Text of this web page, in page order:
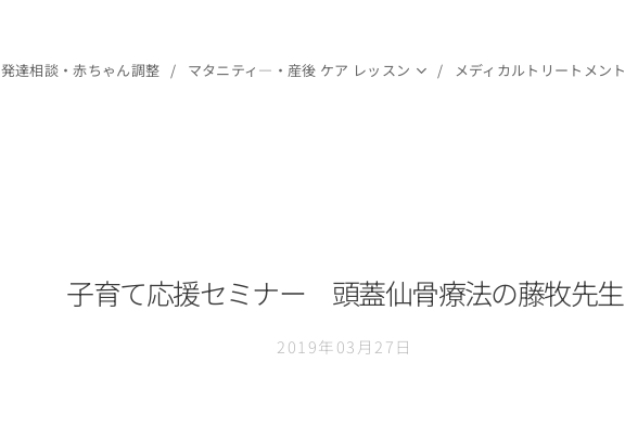
発達相談・赤ちゃん調整 マタニティ―・産後 ケア レッスン メディカルトリートメント
子育て応援セミナー 頭蓋仙骨療法の藤牧先生
2019年03月27日